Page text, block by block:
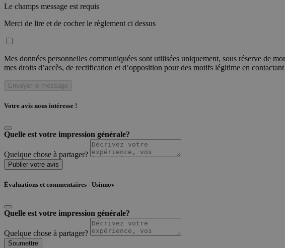
Le champs message est requis
Merci de lire et de cocher le règlement ci dessus
Mes données personnelles communiquées sont utilisées uniquement, sous réserve de
mes droits d’accès, de rectification et d’opposition pour des motifs légitime en contactant
Envoyer le message
Votre avis nous intéresse !
Quelle est votre impression générale?
Quelque chose à partager?
Publier votre avis
Évaluations et commentaires - Usinnov
Quelle est votre impression générale?
Quelque chose à partager?
Soumettre